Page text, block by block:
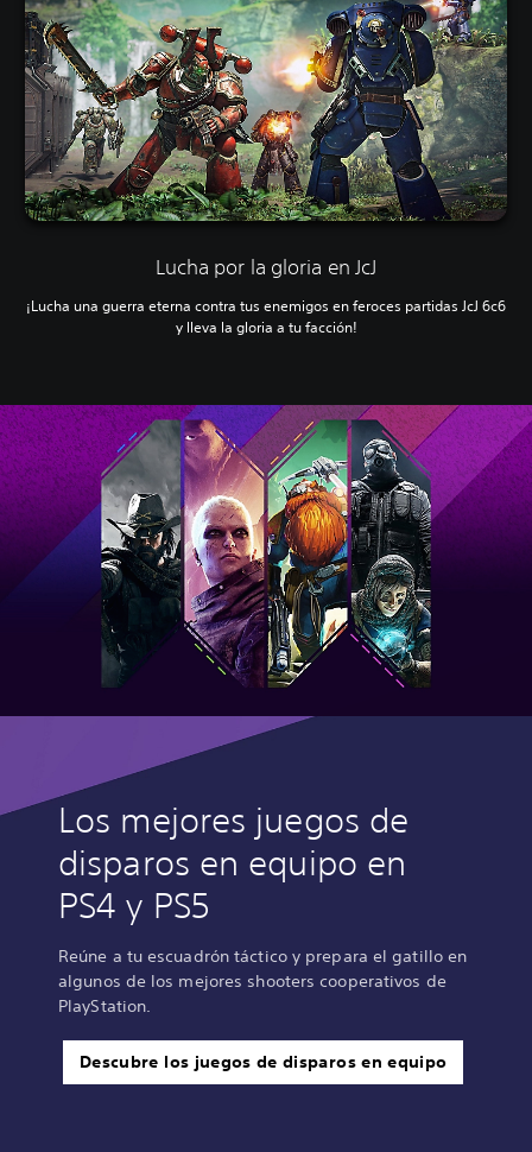
Lucha por la gloria en JcJ
¡Lucha una guerra eterna contra tus enemigos en feroces partidas JcJ 6c6
y lleva la gloria a tu facción!
Los mejores juegos de
disparos en equipo en
PS4 y PS5
Reúne a tu escuadrón táctico y prepara el gatillo en
algunos de los mejores shooters cooperativos de
PlayStation.
Descubre los juegos de disparos en equipo